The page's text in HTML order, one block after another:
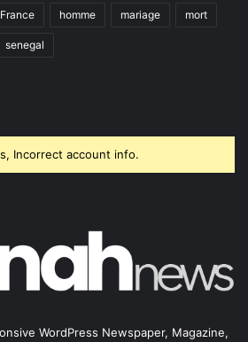
France homme mariage mort
senegal
Incorrect account info.
WordPress Newspaper, Magazine,